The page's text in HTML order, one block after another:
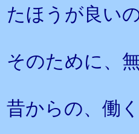
たほうが良いの
そのために、
昔からの、働